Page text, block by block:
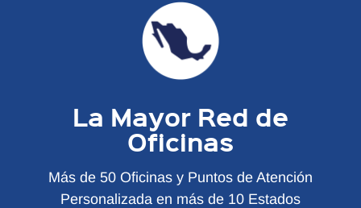
La Mayor Red de
Oficinas
Más de 50 Oficinas y Puntos de Atención
Personalizada en más de 10 Estados